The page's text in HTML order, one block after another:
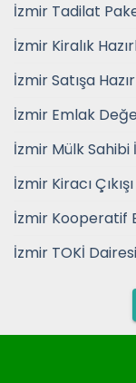
İzmir Tadilat
İzmir Kiralık
İzmir Satışa
İzmir Emlak
İzmir Mülk
İzmir Kiracı
İzmir Kooperatif
İzmir TOKİ